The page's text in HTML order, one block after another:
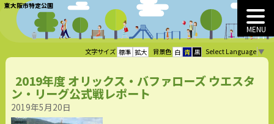
東大阪市特定公園
MENU
文字サイズ 標準 拡大 背景色 白 青 黒 Select Language ▼
2019年度 オリックス・バファローズ ウエスタ
ン・リーグ公式戦レポート
2019年5月20日